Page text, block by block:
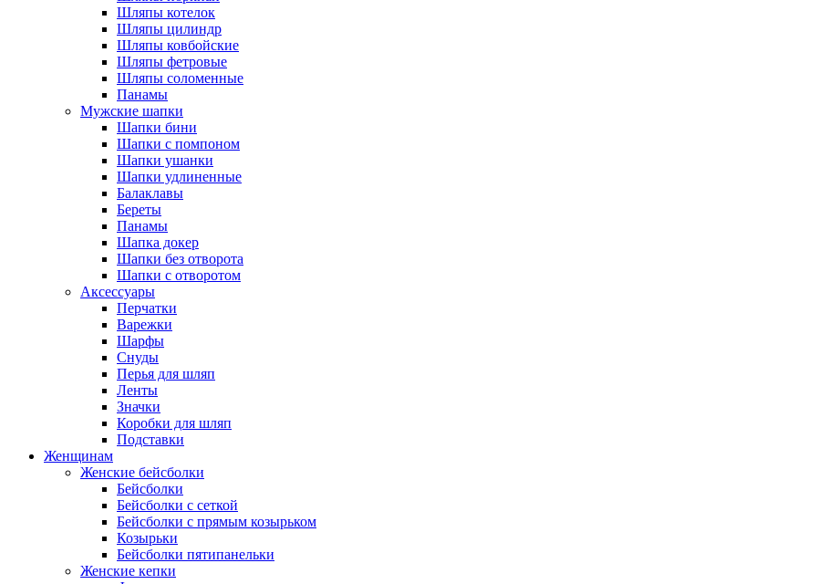
Шляпы котелок
Шляпы цилиндр
Шляпы ковбойские
Шляпы фетровые
Шляпы соломенные
Панамы
Мужские шапки
Шапки бини
Шапки с помпоном
Шапки ушанки
Шапки удлиненные
Балаклавы
Береты
Панамы
Шапка докер
Шапки без отворота
Шапки с отворотом
Аксессуары
Перчатки
Варежки
Шарфы
Снуды
Перья для шляп
Ленты
Значки
Коробки для шляп
Подставки
Женщинам
Женские бейсболки
Бейсболки
Бейсболки с сеткой
Бейсболки с прямым козырьком
Козырьки
Бейсболки пятипанельки
Женские кепки